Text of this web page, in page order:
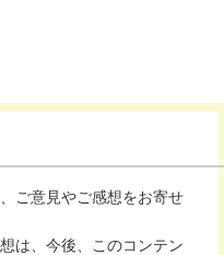
ご意見やご感想をお寄せ
は、今後、このコンテン